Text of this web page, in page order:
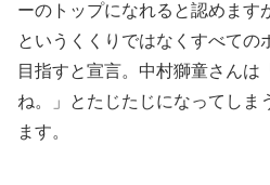
ーのトップになれると認めます
というくくりではなくすべての
目指すと宣言。中村獅童さん
ね。」とたじたじになってしま
ます。